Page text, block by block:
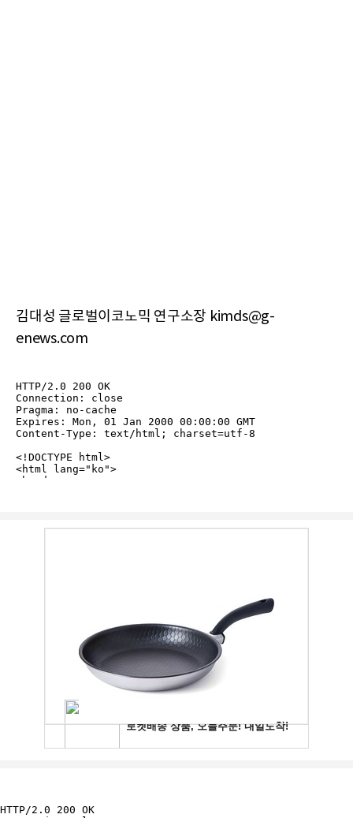
김대성 글로벌이코노믹 연구소장 kimds@g-
enews.com